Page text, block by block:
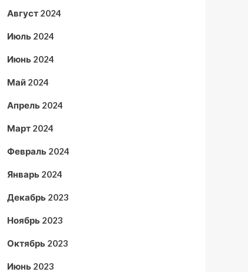
Август 2024
Июль 2024
Июнь 2024
Май 2024
Апрель 2024
Март 2024
Февраль 2024
Январь 2024
Декабрь 2023
Ноябрь 2023
Октябрь 2023
Июнь 2023